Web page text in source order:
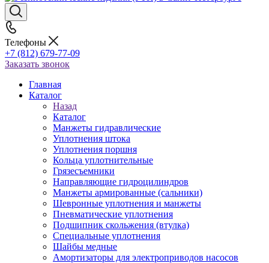
Телефоны
+7 (812) 679-77-09
Заказать звонок
Главная
Каталог
Назад
Каталог
Манжеты гидравлические
Уплотнения штока
Уплотнения поршня
Кольца уплотнительные
Грязесъемники
Направляющие гидроцилиндров
Манжеты армированные (сальники)
Шевронные уплотнения и манжеты
Пневматические уплотнения
Подшипник скольжения (втулка)
Специальные уплотнения
Шайбы медные
Амортизаторы для электроприводов насосов